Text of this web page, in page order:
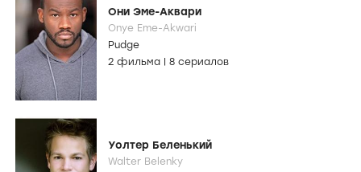
Они Эме-Аквари
Onye Eme-Akwari
Pudge
2 фильма
8 сериалов
Уолтер Беленький
Walter Belenky